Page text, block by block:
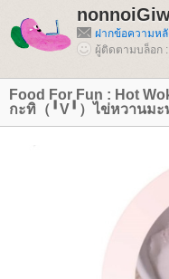
ฝากข้อความหลั
ผู้ติดตามบล็อก
Food For Fun : Hot
กะทิ（╹V╹）ไข่หวานม